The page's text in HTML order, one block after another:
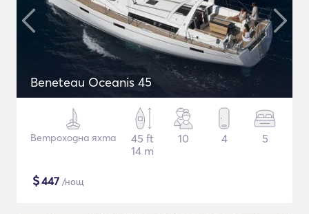
Beneteau Oceanis 45
Ветроходна яхта
45 ft
14 m
10 4 5
$447 /нощ